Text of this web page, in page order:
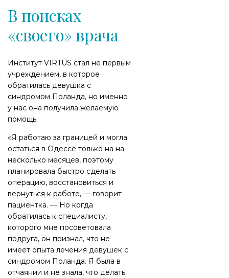
В поисках
«своего» врача
Институт VIRTUS стал не первым
учреждением, в которое
обратилась девушка с
синдромом Поланда, но именно
у нас она получила желаемую
помощь.
«Я работаю за границей и могла
остаться в Одессе только на на
несколько месяцев, поэтому
планировала быстро сделать
операцию, восстановиться и
вернуться к работе, — говорит
пациентка. — Но когда
обратилась к специалисту,
которого мне посоветовала
подруга, он признал, что не
имеет опыта лечения девушек с
синдромом Поланда. Я была в
отчаянии и не знала, что делать